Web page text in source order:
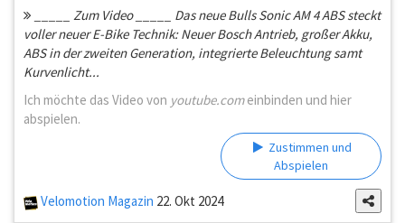
_____ Zum Video _____ Das neue Bulls Sonic AM 4 ABS steckt
voller neuer E-Bike Technik: Neuer Bosch Antrieb, großer Akku,
ABS in der zweiten Generation, integrierte Beleuchtung samt
Kurvenlicht...
Ich möchte das Video von youtube.comeinbinden und hier
abspielen.
Zustimmen und
Abspielen
Velomotion Magazin 22. Okt 2024